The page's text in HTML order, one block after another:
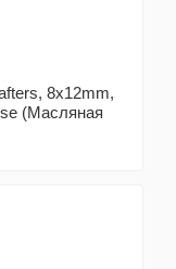
8x12mm,
(Масляная